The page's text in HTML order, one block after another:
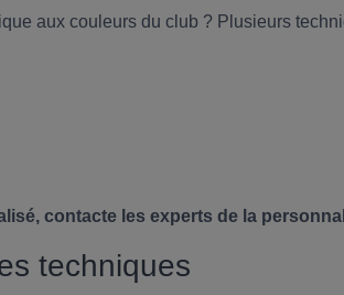
aux couleurs du club ? Plusieurs
contacte les experts de la
techniques